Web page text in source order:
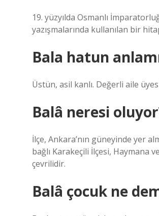
19. yüzyılda Osmanlı
yazışmalarında kullanılan bir
Bala hatun
Üstün, asil kanlı. Değerli aile
Balâ neresi
İlçe, Ankara’nın güneyinde yer
bağlı Karakeçili İlçesi, Haymana
çevrilidir.
Balâ çocuk ne